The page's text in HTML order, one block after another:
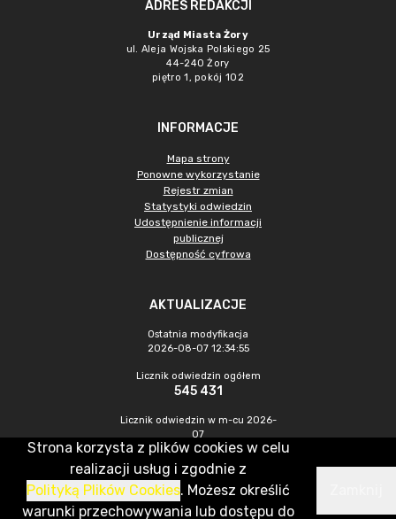
ADRES REDAKCJI
Urząd Miasta Żory
ul. Aleja Wojska Polskiego 25
44-240 Żory
piętro 1, pokój 102
INFORMACJE
Mapa strony
Ponowne wykorzystanie
Rejestr zmian
Statystyki odwiedzin
Udostępnienie informacji
publicznej
Dostępność cyfrowa
AKTUALIZACJE
Ostatnia modyfikacja
2026-08-07 12:34:55
Licznik odwiedzin ogółem
545 431
Licznik odwiedzin w m-cu 2026-
07
1 447
CMS & Hosting: Nefeni Sp. z o.o.
Strona korzysta z plików cookies w celu
realizacji usług i zgodnie z
Polityką Plików Cookies. Możesz określić
warunki przechowywania lub dostępu do